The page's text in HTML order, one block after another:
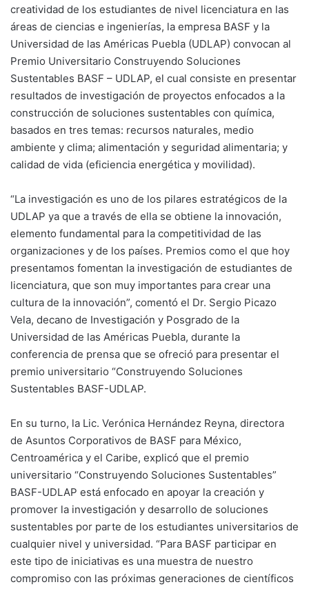
creatividad de los estudiantes de nivel licenciatura en las
áreas de ciencias e ingenierías, la empresa BASF y la
Universidad de las Américas Puebla (UDLAP) convocan al
Premio Universitario Construyendo Soluciones
Sustentables BASF – UDLAP, el cual consiste en presentar
resultados de investigación de proyectos enfocados a la
construcción de soluciones sustentables con química,
basados en tres temas: recursos naturales, medio
ambiente y clima; alimentación y seguridad alimentaria; y
calidad de vida (eficiencia energética y movilidad).
“La investigación es uno de los pilares estratégicos de la
UDLAP ya que a través de ella se obtiene la innovación,
elemento fundamental para la competitividad de las
organizaciones y de los países. Premios como el que hoy
presentamos fomentan la investigación de estudiantes de
licenciatura, que son muy importantes para crear una
cultura de la innovación”, comentó el Dr. Sergio Picazo
Vela, decano de Investigación y Posgrado de la
Universidad de las Américas Puebla, durante la
conferencia de prensa que se ofreció para presentar el
premio universitario “Construyendo Soluciones
Sustentables BASF-UDLAP.
En su turno, la Lic. Verónica Hernández Reyna, directora
de Asuntos Corporativos de BASF para México,
Centroamérica y el Caribe, explicó que el premio
universitario “Construyendo Soluciones Sustentables”
BASF-UDLAP está enfocado en apoyar la creación y
promover la investigación y desarrollo de soluciones
sustentables por parte de los estudiantes universitarios de
cualquier nivel y universidad. “Para BASF participar en
este tipo de iniciativas es una muestra de nuestro
compromiso con las próximas generaciones de científicos